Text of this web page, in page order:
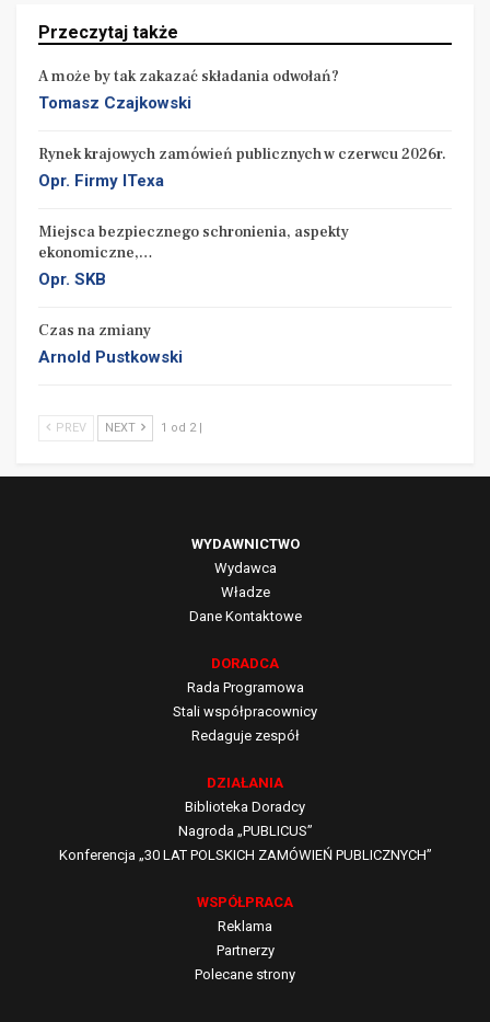
Przeczytaj także
A może by tak zakazać składania odwołań?
Tomasz Czajkowski
Rynek krajowych zamówień publicznych w czerwcu 2026r.
Opr. Firmy ITexa
Miejsca bezpiecznego schronienia, aspekty
ekonomiczne,…
Opr. SKB
Czas na zmiany
Arnold Pustkowski
PREV NEXT 1 od 2 |
WYDAWNICTWO
Wydawca
Władze
Dane Kontaktowe
DORADCA
Rada Programowa
Stali współpracownicy
Redaguje zespół
DZIAŁANIA
Biblioteka Doradcy
Nagroda „PUBLICUS”
Konferencja „30 LAT POLSKICH ZAMÓWIEŃ PUBLICZNYCH”
WSPÓŁPRACA
Reklama
Partnerzy
Polecane strony